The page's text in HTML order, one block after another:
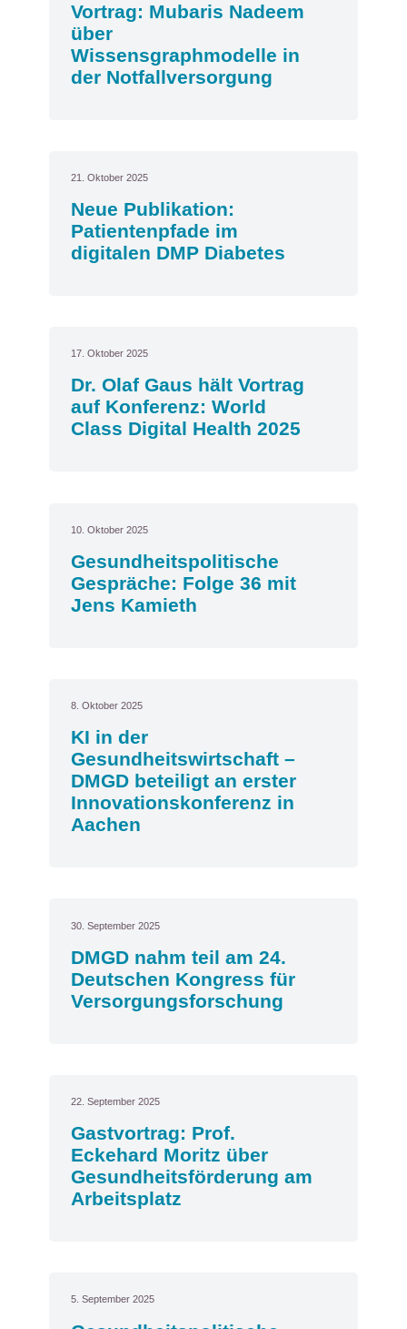
Vortrag: Mubaris Nadeem
über
Wissensgraphmodelle in
der Notfallversorgung
21. Oktober 2025
Neue Publikation:
Patientenpfade im
digitalen DMP Diabetes
17. Oktober 2025
Dr. Olaf Gaus hält Vortrag
auf Konferenz: World
Class Digital Health 2025
10. Oktober 2025
Gesundheitspolitische
Gespräche: Folge 36 mit
Jens Kamieth
8. Oktober 2025
KI in der
Gesundheitswirtschaft –
DMGD beteiligt an erster
Innovationskonferenz in
Aachen
30. September 2025
DMGD nahm teil am 24.
Deutschen Kongress für
Versorgungsforschung
22. September 2025
Gastvortrag: Prof.
Eckehard Moritz über
Gesundheitsförderung am
Arbeitsplatz
5. September 2025